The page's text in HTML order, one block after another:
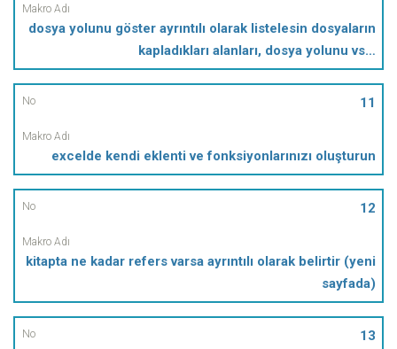
dosya yolunu göster ayrıntılı olarak listelesin dosyaların
kapladıkları alanları, dosya yolunu vs…
11
excelde kendi eklenti ve fonksiyonlarınızı oluşturun
12
kitapta ne kadar refers varsa ayrıntılı olarak belirtir (yeni
sayfada)
13